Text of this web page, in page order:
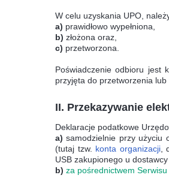
W celu uzyskania UPO,
a) prawidłowo wypełniona,
b) złożona oraz,
c) przetworzona.
Poświadczenie odbioru jest
przyjęta do przetworzenia lub
II. Przekazywanie
Deklaracje podatkowe
a)samodzielnie przy użyciu
(tutaj tzw. konta organizacji,
USB zakupionego u
b) za pośrednictwem